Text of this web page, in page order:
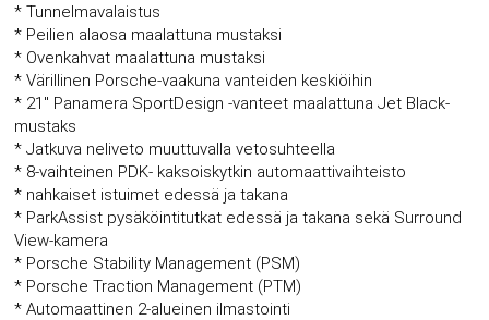
* Tunnelmavalaistus
* Peilien alaosa maalattuna mustaksi
* Ovenkahvat maalattuna mustaksi
* Värillinen Porsche-vaakuna vanteiden keskiöihin
* 21" Panamera SportDesign -vanteet maalattuna Jet Black-
mustaks
* Jatkuva neliveto muuttuvalla vetosuhteella
* 8-vaihteinen PDK- kaksoiskytkin automaattivaihteisto
* nahkaiset istuimet edessä ja takana
* ParkAssist pysäköintitutkat edessä ja takana sekä Surround
View-kamera
* Porsche Stability Management (PSM)
* Porsche Traction Management (PTM)
* Automaattinen 2-alueinen ilmastointi